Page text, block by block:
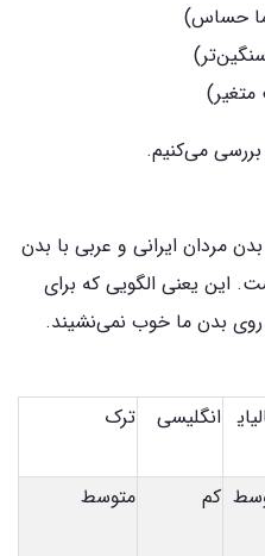
بررسی می‌کنیم.
مردان ایرانی و عربی با بدن
این یعنی الگویی که برای
بدن ما خوب نمی‌نشیند.
انگلیسی ترک
کم متوسط